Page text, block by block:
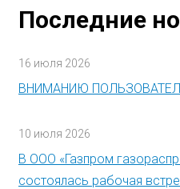
Последние
16 июля 2026
ВНИМАНИЮ
10 июля 2026
В ООО «Газпром
состоялась рабочая